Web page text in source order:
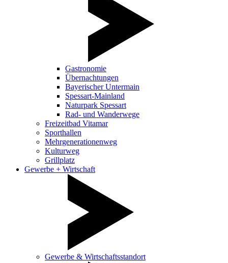
Gastronomie
Übernachtungen
Bayerischer Untermain
Spessart-Mainland
Naturpark Spessart
Rad- und Wanderwege
Freizeitbad Vitamar
Sporthallen
Mehrgenerationenweg
Kulturweg
Grillplatz
Gewerbe + Wirtschaft
Gewerbe & Wirtschaftsstandort